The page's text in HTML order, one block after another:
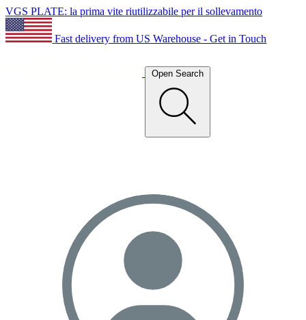
VGS PLATE: la prima vite riutilizzabile per il sollevamento
Fast delivery from US Warehouse - Get in Touch
Open Search